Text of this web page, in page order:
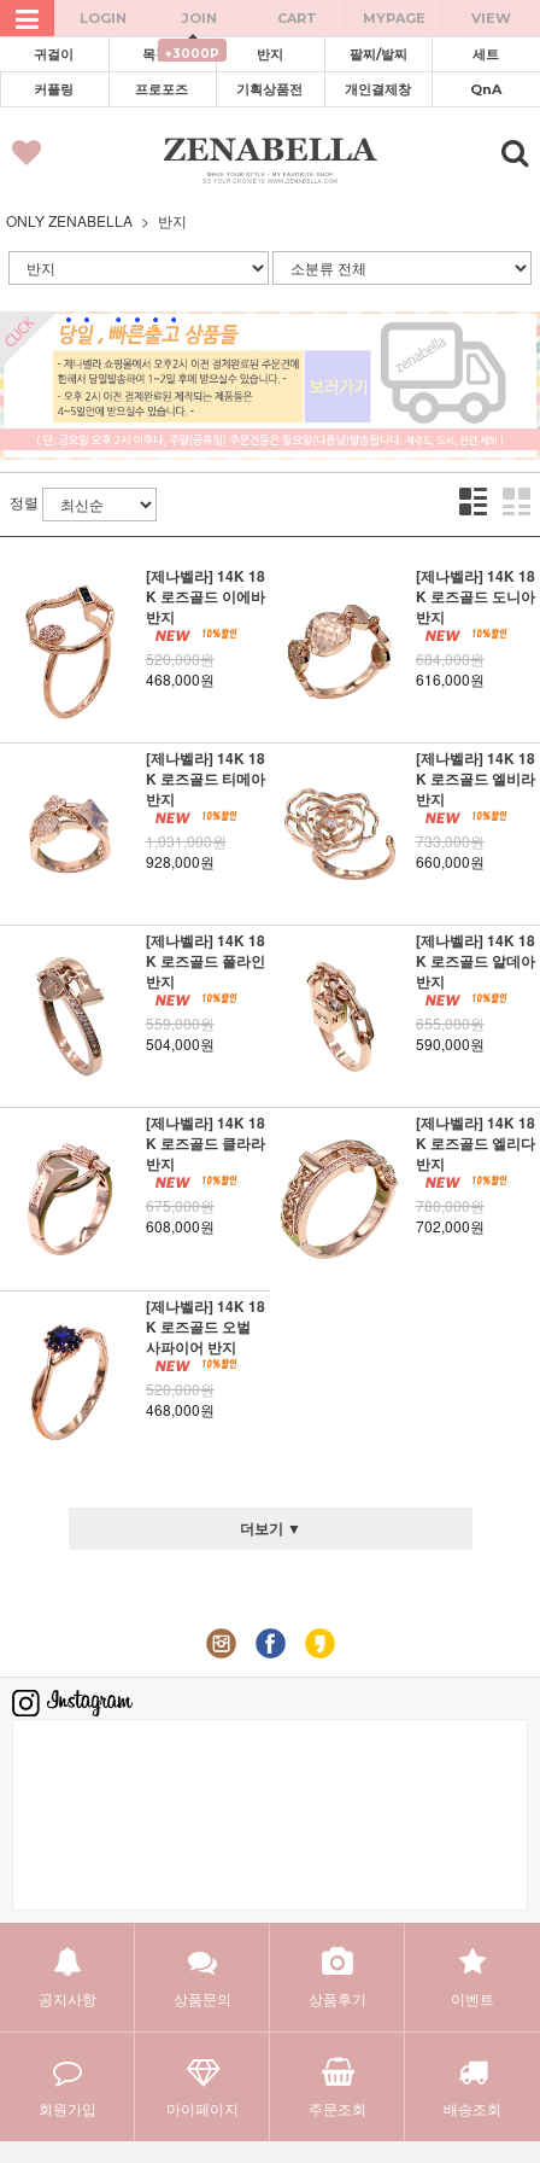
LOGIN JOIN
+3000P
CART MYPAGE VIEW
귀걸이 목걸이 반지 팔찌/발찌 세트
커플링 프로포즈 기획상품전 개인결제창 QnA
ONLY ZENABELLA 반지
정렬
[제나벨라] 14K 18
K 로즈골드 이에바
반지
520,000원
468,000원
[제나벨라] 14K 18
K 로즈골드 도니아
반지
684,000원
616,000원
[제나벨라] 14K 18
K 로즈골드 티메아
반지
1,031,000원
928,000원
[제나벨라] 14K 18
K 로즈골드 엘비라
반지
733,000원
660,000원
[제나벨라] 14K 18
K 로즈골드 폴라인
반지
559,000원
504,000원
[제나벨라] 14K 18
K 로즈골드 알데아
반지
655,000원
590,000원
[제나벨라] 14K 18
K 로즈골드 클라라
반지
675,000원
608,000원
[제나벨라] 14K 18
K 로즈골드 엘리다
반지
780,000원
702,000원
[제나벨라] 14K 18
K 로즈골드 오벌
사파이어 반지
520,000원
468,000원
더보기 ▼
공지사항 상품문의 상품후기 이벤트
회원가입 마이페이지 주문조회 배송조회